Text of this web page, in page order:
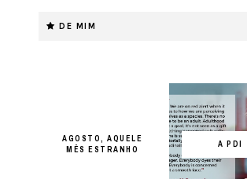
DE MIM
AGOSTO, AQUELE
MÊS ESTRANHO
A PDI